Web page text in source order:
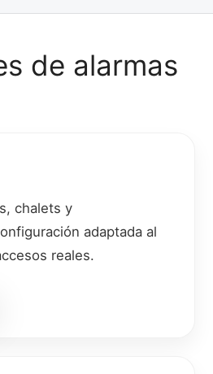
de alarmas
chalets y
adaptada al
reales.